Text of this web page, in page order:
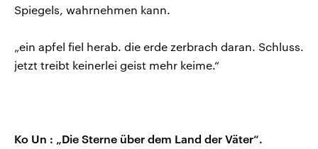
Spiegels, wahrnehmen kann.
„ein apfel fiel herab. die erde zerbrach daran. Schluss.
jetzt treibt keinerlei geist mehr keime.“
Ko Un : „Die Sterne über dem Land der Väter“.